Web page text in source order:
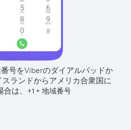
号をViberのダイアルパッドか
スランドからアメリカ合衆国に
は、 +1 + 地域番号